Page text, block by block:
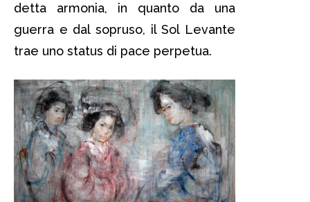
detta armonia, in quanto da una
guerra e dal sopruso, il Sol Levante
trae uno status di pace perpetua.